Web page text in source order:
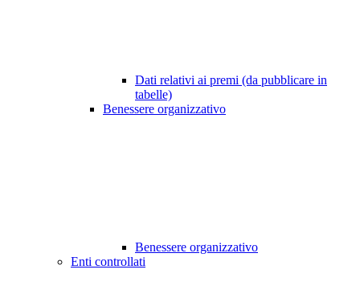
Dati relativi ai premi (da pubblicare in
tabelle)
Benessere organizzativo
Benessere organizzativo
Enti controllati